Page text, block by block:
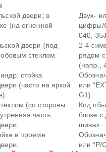
двери; в
(на огненной
Двух-
цифры/
040,
двери (под
стеклом.
2-4
рядом
(напр.,
стойка
(часто на яркой
или
G1).
(со стороны
часть
Код
блоке
шинах.
в проеме
или “P/